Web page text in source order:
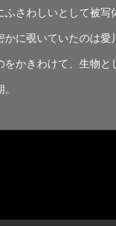
ふさわしいとして被
に覗いていたのは愛
をかきわけて、生物